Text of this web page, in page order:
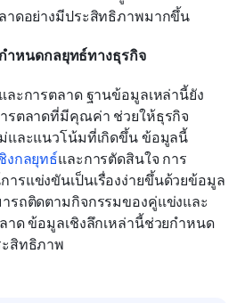
าดอย่างมีประสิทธิภาพมากขึ้น
ำหนดกลยุทธ์ทางธุรกิจ
ละการตลาด ฐานข้อมูลเหล่านี้ยัง
รตลาดที่มีคุณค่า ช่วยให้ธุรกิจ
และแนวโน้มที่เกิดขึ้น ข้อมูลนี้
งกลยุทธ์และการตัดสินใจ การ
รแข่งขันเป็นเรื่องง่ายขึ้นด้วยข้อมูล
รถติดตามกิจกรรมของคู่แข่งและ
าด ข้อมูลเชิงลึกเหล่านี้ช่วยกำหนด
สิทธิภาพ